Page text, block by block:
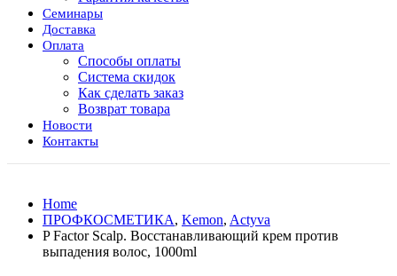
Семинары
Доставка
Оплата
Способы оплаты
Система скидок
Как сделать заказ
Возврат товара
Новости
Контакты
Home
ПРОФКОСМЕТИКА, Kemon, Actyva
P Factor Scalp. Восстанавливающий крем против
выпадения волос, 1000ml